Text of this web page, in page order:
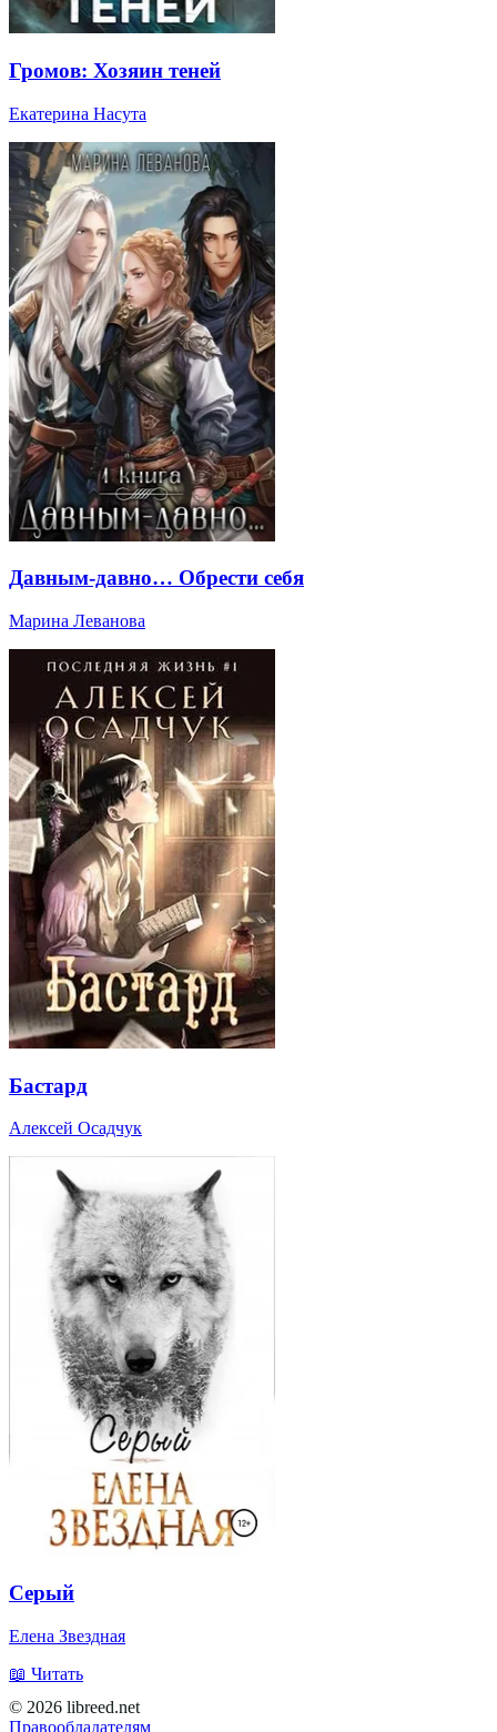
Громов: Хозяин теней
Екатерина Насута
Давным-давно… Обрести себя
Марина Леванова
Бастард
Алексей Осадчук
Серый
Елена Звездная
📖 Читать
© 2026 libreed.net
Правообладателям